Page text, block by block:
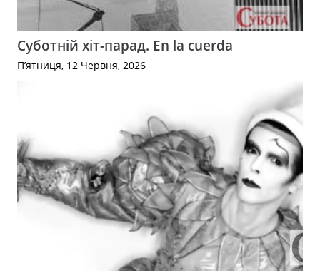
Суботній хіт-парад. En la cuerda
П’ятниця, 12 Червня, 2026